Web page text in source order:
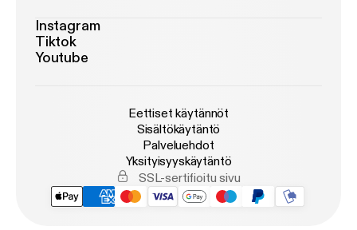
Instagram
Tiktok
Youtube
Eettiset käytännöt
Sisältökäytäntö
Palveluehdot
Yksityisyyskäytäntö
SSL-sertifioitu sivu